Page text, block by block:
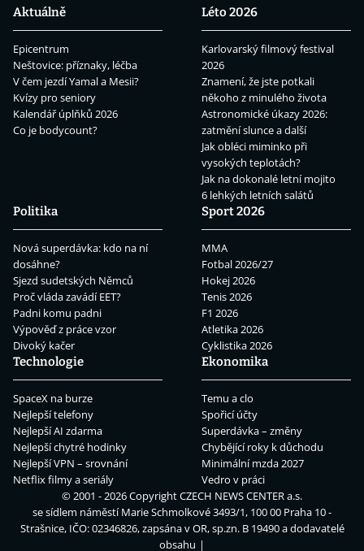
Aktuálně
Epicentrum
Neštovice: příznaky, léčba
V čem jezdí Yamal a Mesii?
Kvízy pro seniory
Kalendář úplňků 2026
Co je bodycount?
Léto 2026
Karlovarský filmový festival
2026
Znamení, že jste potkali
někoho z minulého života
Astronomické úkazy 2026:
zatmění slunce a další
Jak obléci miminko při
vysokých teplotách?
Jak na dokonalé letní mojito
6 lehkých letních salátů
Politika
Nová superdávka: kdo na ní
dosáhne?
Sjezd sudetských Němců
Proč vláda zavádí EET?
Padni komu padni
Výpověď z práce vzor
Divoký kačer
Sport 2026
MMA
Fotbal 2026/27
Hokej 2026
Tenis 2026
F1 2026
Atletika 2026
Cyklistika 2026
Technologie
SpaceX na burze
Nejlepší telefony
Nejlepší AI zdarma
Nejlepší chytré hodinky
Nejlepší VPN – srovnání
Netflix filmy a seriály
Ekonomika
Temu a clo
Spořicí účty
Superdávka – změny
Chybějící roky k důchodu
Minimální mzda 2027
Vedro v práci
© 2001 - 2026 CopyrightCZECH NEWS CENTER a.s.
se sídlem náměstí Marie Schmolkové 3493/1, 100 00 Praha 10 -
Strašnice, IČO: 02346826, zapsána v OR, sp.zn. B 19490 a dodavatelé
obsahu